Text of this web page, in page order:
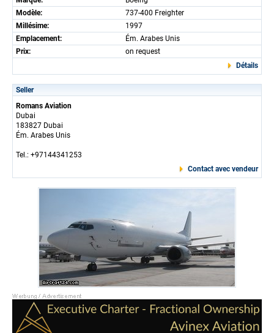
Modèle:
737-400 Freighter
Millésime:
1997
Emplacement:
Ém. Arabes Unis
Prix:
on request
Détails
Seller
Romans Aviation
Dubai
183827 Dubai
Ém. Arabes Unis
Tel.: +97144341253
Contact avec vendeur